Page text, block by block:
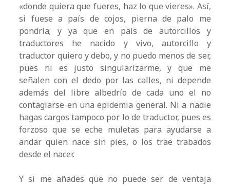
«donde quiera que fueres, haz lo que vieres». Así,
si fuese a país de cojos, pierna de palo me
pondría; y ya que en país de autorcillos y
traductores he nacido y vivo, autorcillo y
traductor quiero y debo, y no puedo menos de ser,
pues ni es justo singularizarme, y que me
señalen con el dedo por las calles, ni depende
además del libre albedrío de cada uno el no
contagiarse en una epidemia general. Ni a nadie
hagas cargos tampoco por lo de traductor, pues es
forzoso que se eche muletas para ayudarse a
andar quien nace sin pies, o los trae trabados
desde el nacer.
Y si me añades que no puede ser de ventaja